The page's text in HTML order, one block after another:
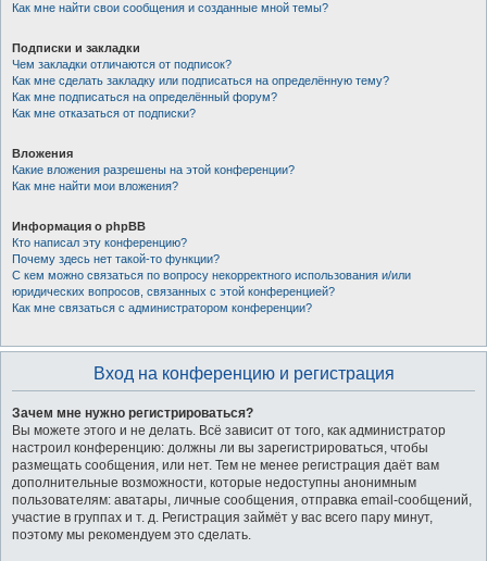
Как мне найти свои сообщения и созданные мной темы?
Подписки и закладки
Чем закладки отличаются от подписок?
Как мне сделать закладку или подписаться на определённую тему?
Как мне подписаться на определённый форум?
Как мне отказаться от подписки?
Вложения
Какие вложения разрешены на этой конференции?
Как мне найти мои вложения?
Информация о phpBB
Кто написал эту конференцию?
Почему здесь нет такой-то функции?
С кем можно связаться по вопросу некорректного использования и/или
юридических вопросов, связанных с этой конференцией?
Как мне связаться с администратором конференции?
Вход на конференцию и регистрация
Зачем мне нужно регистрироваться?
Вы можете этого и не делать. Всё зависит от того, как администратор
настроил конференцию: должны ли вы зарегистрироваться, чтобы
размещать сообщения, или нет. Тем не менее регистрация даёт вам
дополнительные возможности, которые недоступны анонимным
пользователям: аватары, личные сообщения, отправка email-сообщений,
участие в группах и т. д. Регистрация займёт у вас всего пару минут,
поэтому мы рекомендуем это сделать.